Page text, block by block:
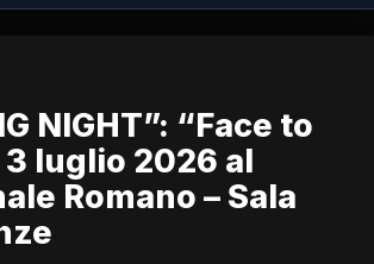
NIGHT”: “Face to
luglio 2026 al
Romano – Sala